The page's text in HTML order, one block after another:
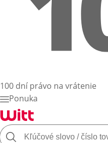
100 dní právo na vrátenie
Ponuka